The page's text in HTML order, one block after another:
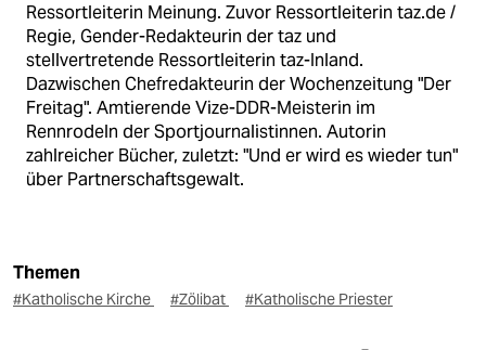
Ressortleiterin Meinung. Zuvor Ressortleiterin taz.de /
Regie, Gender-Redakteurin der taz und
stellvertretende Ressortleiterin taz-Inland.
Dazwischen Chefredakteurin der Wochenzeitung "Der
Freitag". Amtierende Vize-DDR-Meisterin im
Rennrodeln der Sportjournalistinnen. Autorin
zahlreicher Bücher, zuletzt: "Und er wird es wieder tun"
über Partnerschaftsgewalt.
Themen
#Katholische Kirche #Zölibat #Katholische Priester